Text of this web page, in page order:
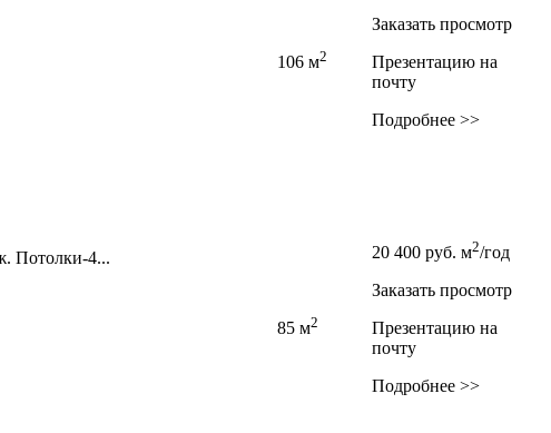
106 м2
Заказать просмотр
Презентацию на
почту
Подробнее >>
Потолки-4...
85 м2
20 400 руб. м2/год
Заказать просмотр
Презентацию на
почту
Подробнее >>